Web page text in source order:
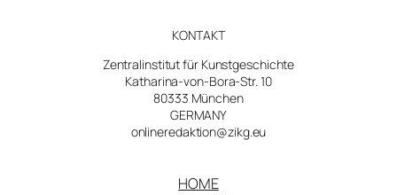
KONTAKT
Zentralinstitut für Kunstgeschichte
Katharina-von-Bora-Str. 10
80333 München
GERMANY
onlineredaktion@zikg.eu
HOME